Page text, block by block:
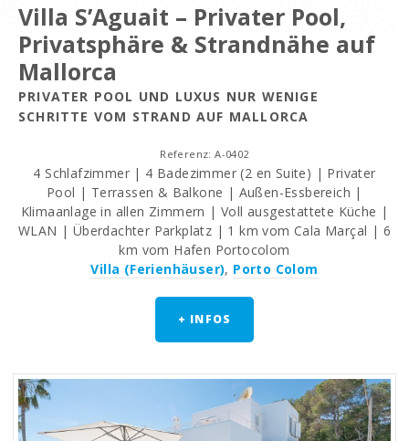
Villa S’Aguait – Privater Pool,
Privatsphäre & Strandnähe auf
Mallorca
PRIVATER POOL UND LUXUS NUR WENIGE
SCHRITTE VOM STRAND AUF MALLORCA
Referenz: A-0402
4 Schlafzimmer | 4 Badezimmer (2 en Suite) | Privater
Pool | Terrassen & Balkone | Außen-Essbereich |
Klimaanlage in allen Zimmern | Voll ausgestattete Küche |
WLAN | Überdachter Parkplatz | 1 km vom Cala Marçal | 6
km vom Hafen Portocolom
Villa (Ferienhäuser), Porto Colom
+ INFOS